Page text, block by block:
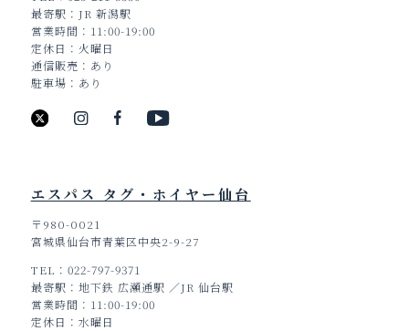
最寄駅
JR 新潟駅
営業時間
11:00-19:00
定休日
火曜日
通信販売
あり
駐車場
あり
エスパス タグ・ホイヤー仙台
〒980-0021
宮城県仙台市青葉区中央2-9-27
TEL
022-797-9371
最寄駅
地下鉄 広瀬通駅 ／JR 仙台駅
営業時間
11:00-19:00
定休日
水曜日